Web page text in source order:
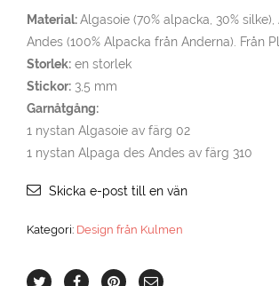
Material:Algasoie (70% alpacka, 30%
Andes (100% Alpacka från Anderna). Från
Storlek: en storlek
Stickor: 3,5 mm
Garnåtgång:
1 nystan Algasoie av färg 02
1 nystan Alpaga des Andes av färg 310
Skicka e-post till en vän
Kategori: Design från Kulmen